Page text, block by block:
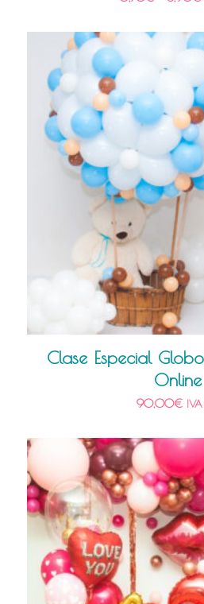
Clase Especial
Online
90,00€ IVA